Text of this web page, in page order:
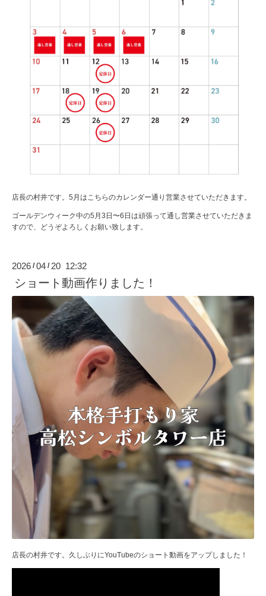
店長の村井です。5月はこちらのカレンダー通り営業させていただきます。
ゴールデンウィーク中の5月3日〜6日は頑張って通し営業させていただきま
すので、どうぞよろしくお願い致します。
2026 /04 / 20 12:32
ショート動画作りました！
店長の村井です。久しぶりにYouTubeのショート動画をアップしました！